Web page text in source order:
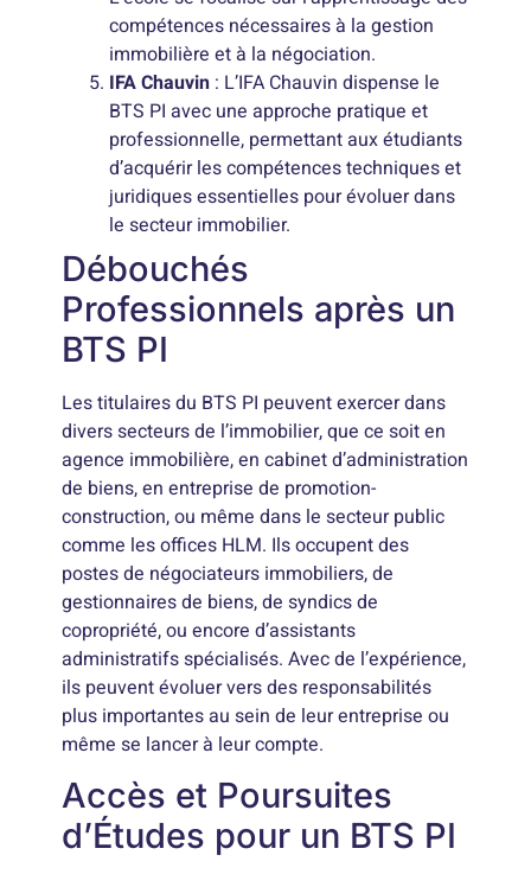
compétences nécessaires à la gestion
immobilière et à la négociation.
IFA Chauvin : L’IFA Chauvin dispense le
BTS PI avec une approche pratique et
professionnelle, permettant aux étudiants
d’acquérir les compétences techniques et
juridiques essentielles pour évoluer dans
le secteur immobilier.
Débouchés
Professionnels après un
BTS PI
Les titulaires du BTS PI peuvent exercer dans
divers secteurs de l’immobilier, que ce soit en
agence immobilière, en cabinet d’administration
de biens, en entreprise de promotion-
construction, ou même dans le secteur public
comme les offices HLM. Ils occupent des
postes de négociateurs immobiliers, de
gestionnaires de biens, de syndics de
copropriété, ou encore d’assistants
administratifs spécialisés. Avec de l’expérience,
ils peuvent évoluer vers des responsabilités
plus importantes au sein de leur entreprise ou
même se lancer à leur compte.
Accès et Poursuites
d’Études pour un BTS PI